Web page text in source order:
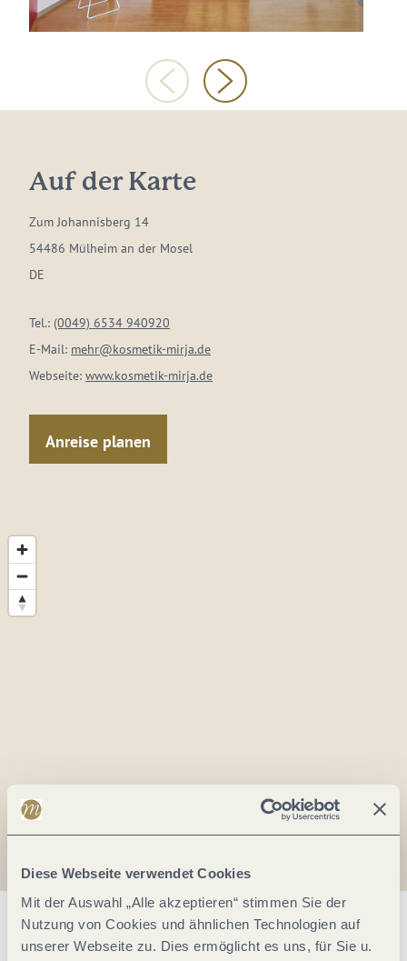
Diese Webseite verwendet Cookies
Mit der Auswahl „Alle akzeptieren“ stimmen Sie der
Nutzung von Cookies und ähnlichen Technologien auf
unserer Webseite zu. Dies ermöglicht es uns, für Sie u.
Auf der Karte
Zum Johannisberg 14
54486 Mülheim an der Mosel
DE
Tel.: (0049) 6534 940920
E-Mail: mehr@kosmetik-mirja.de
Webseite: www.kosmetik-mirja.de
Anreise planen
Allgemeine Informationen